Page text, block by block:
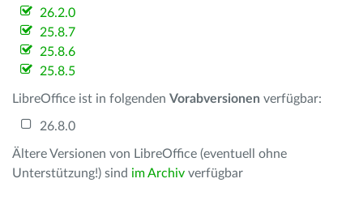
26.2.0
25.8.7
25.8.6
25.8.5
LibreOffice ist in folgenden Vorabversionen verfügbar:
26.8.0
Ältere Versionen von LibreOffice (eventuell ohne
Unterstützung!) sind im Archiv verfügbar